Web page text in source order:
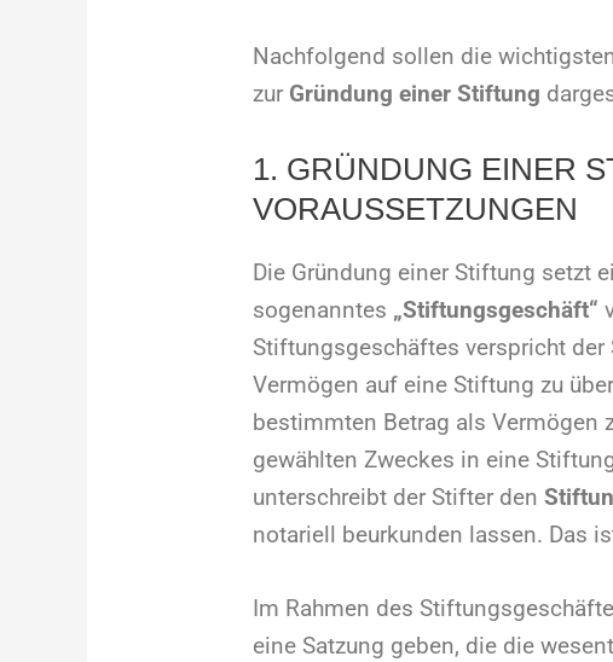
Nachfolgend sollen die
zur Gründung einer Stiftung
1. GRÜNDUNG EINER
VORAUSSETZUNGEN
Die Gründung einer Stiftung setzt
sogenanntes „Stiftungsgeschäft“
Stiftungsgeschäftes verspricht
Vermögen auf eine Stiftung zu
bestimmten Betrag als Vermögen
gewählten Zweckes in eine
unterschreibt der Stifter den
notariell beurkunden lassen. Das
Im Rahmen des
eine Satzung geben, die die